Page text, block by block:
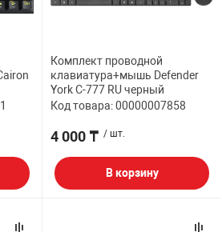
Комплект проводной
клавиатура+мышь Defender
York C-777 RU черный
Код товара: 00000007858
4 000 ₸ / шт.
В корзину